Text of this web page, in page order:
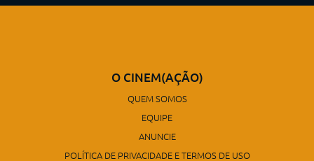
O CINEM(AÇÃO)
QUEM SOMOS
EQUIPE
ANUNCIE
POLÍTICA DE PRIVACIDADE E TERMOS DE USO